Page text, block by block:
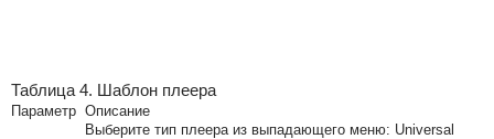
Таблица 4. Шаблон плеера
Параметр Описание
Выберите тип плеера из выпадающего меню: Universal